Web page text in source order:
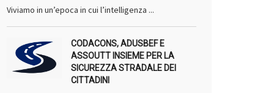
Viviamo in un’epoca in cui l’intelligenza ...
CODACONS, ADUSBEF E
ASSOUTT INSIEME PER LA
SICUREZZA STRADALE DEI
CITTADINI